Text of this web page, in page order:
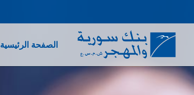
الصفحة الرئيسية